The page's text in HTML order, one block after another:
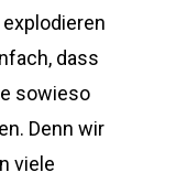
dass
sowieso
Denn wir
viele